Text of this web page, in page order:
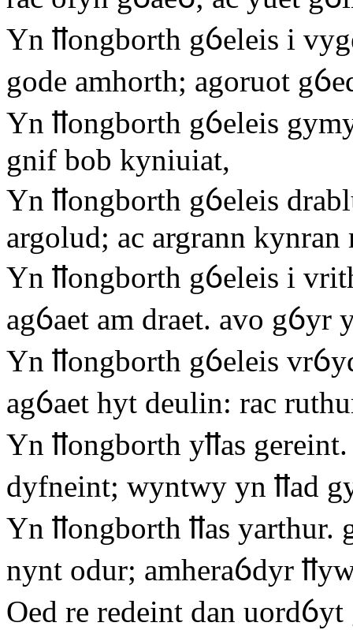
Yn ỻongborth gỽeleis i
gode amhorth; agoruot
Yn ỻongborth gỽeleis
gnif bob kyniuiat,
Yn ỻongborth gỽeleis
argolud; ac argrann kynran
Yn ỻongborth gỽeleis i
agỽaet am draet. avo gỽyr
Yn ỻongborth gỽeleis
agỽaet hyt deulin: rac
Yn ỻongborth yỻas
dyfneint; wyntwy yn ỻad
Yn ỻongborth ỻas yarthur.
nynt odur; amheraỽdyr
Oed re redeint dan